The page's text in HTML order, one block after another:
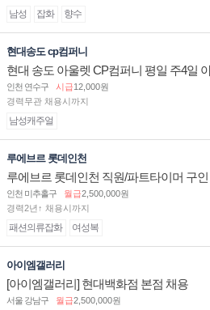
남성 잡화 향수
현대송도 cp컴퍼니
현대 송도 아울렛 CP컴퍼니 평일 주4일
인천 연수구 시급12,000원
경력무관 채용시까지
남성캐주얼
루에브르 롯데인천
루에브르 롯데인천 직원/파트타이머 구인
인천 미추홀구 월급2,500,000원
경력2년↑ 채용시까지
패션의류잡화 여성복
아이엠갤러리
[아이엠갤러리] 현대백화점 본점 채용
서울 강남구 월급2,500,000원